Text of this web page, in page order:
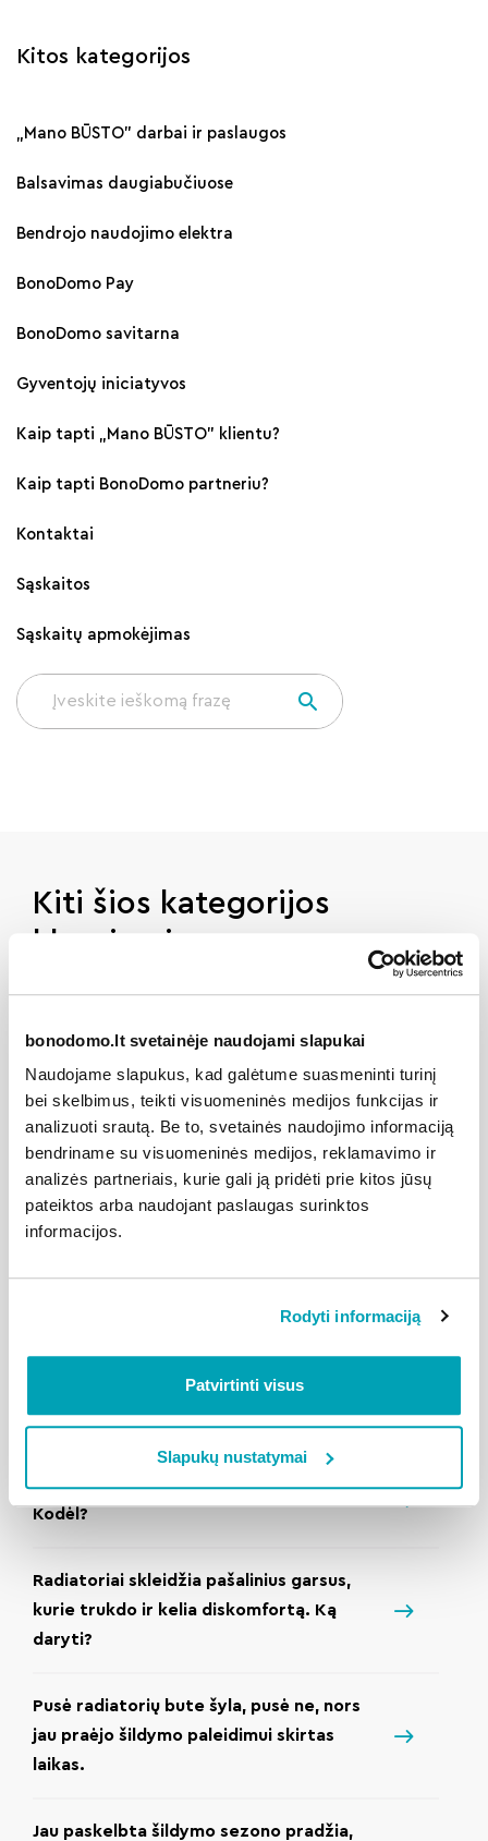
bonodomo.lt svetainėje naudojami slapukai
Naudojame slapukus, kad galėtume suasmeninti turinį
bei skelbimus, teikti visuomeninės medijos funkcijas ir
analizuoti srautą. Be to, svetainės naudojimo informaciją
bendriname su visuomeninės medijos, reklamavimo ir
analizės partneriais, kurie gali ją pridėti prie kitos jūsų
pateiktos arba naudojant paslaugas surinktos
informacijos.
Rodyti informaciją
Patvirtinti visus
Slapukų nustatymai
Kitos kategorijos
„Mano BŪSTO" darbai ir paslaugos
Balsavimas daugiabučiuose
Bendrojo naudojimo elektra
BonoDomo Pay
BonoDomo savitarna
Gyventojų iniciatyvos
Kaip tapti „Mano BŪSTO" klientu?
Kaip tapti BonoDomo partneriu?
Kontaktai
Sąskaitos
Sąskaitų apmokėjimas
Kiti šios kategorijos
klausimai
Mano bute radiatoriai per karšti. Ką
daryti?
Kada mūsų name bus įjungtas šildymas?
Ką daryti, jei pats negaliu nuorinti
radiatorių?
Laiptinėje šyla radiatorius, o butuose ne.
Kodėl?
Radiatoriai skleidžia pašalinius garsus,
kurie trukdo ir kelia diskomfortą. Ką
daryti?
Pusė radiatorių bute šyla, pusė ne, nors
jau praėjo šildymo paleidimui skirtas
laikas.
Jau paskelbta šildymo sezono pradžia,